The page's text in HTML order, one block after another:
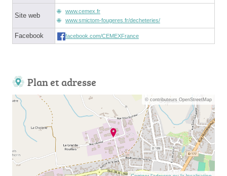
Site web
www.cemex.fr
www.smictom-fougeres.fr/decheteries/
Facebook facebook.com/CEMEXFrance
Plan et adresse
© contributeurs OpenStreetMap